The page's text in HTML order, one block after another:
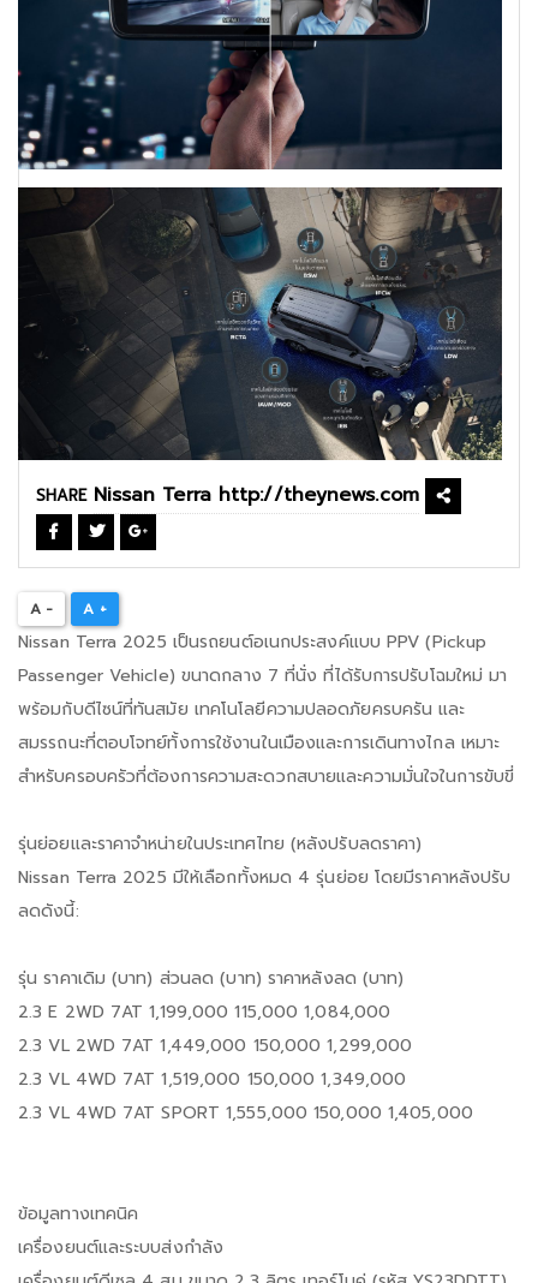
SHARE
A - A +
Nissan Terra 2025 เป็นรถยนต์อเนกประสงค์แบบ PPV (Pickup
Passenger Vehicle) ขนาดกลาง 7 ที่นั่ง ที่ได้รับการปรับโฉมใหม่ มา
พร้อมกับดีไซน์ที่ทันสมัย เทคโนโลยีความปลอดภัยครบครัน และ
สมรรถนะที่ตอบโจทย์ทั้งการใช้งานในเมืองและการเดินทางไกล เหมาะ
สำหรับครอบครัวที่ต้องการความสะดวกสบายและความมั่นใจในการขับขี่
รุ่นย่อยและราคาจำหน่ายในประเทศไทย (หลังปรับลดราคา)
Nissan Terra 2025 มีให้เลือกทั้งหมด 4 รุ่นย่อย โดยมีราคาหลังปรับ
ลดดังนี้:
รุ่น ราคาเดิม (บาท) ส่วนลด (บาท) ราคาหลังลด (บาท)
2.3 E 2WD 7AT 1,199,000 115,000 1,084,000
2.3 VL 2WD 7AT 1,449,000 150,000 1,299,000
2.3 VL 4WD 7AT 1,519,000 150,000 1,349,000
2.3 VL 4WD 7AT SPORT 1,555,000 150,000 1,405,000
ข้อมูลทางเทคนิค
เครื่องยนต์และระบบส่งกำลัง